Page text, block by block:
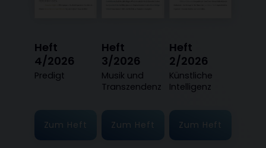
Heft
4/2026
:
Predigt
Zum Heft
Heft
3/2026
:
Musik und
Transzendenz
Zum Heft
Heft
2/2026
:
Künstliche
Intelligenz
Zum Heft